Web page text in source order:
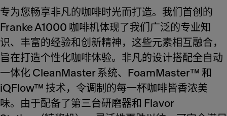
专为您畅享非凡的咖啡时光而打造。我们首创的
Franke A1000 咖啡机体现了我们广泛的专业知
识、丰富的经验和创新精神，这些元素相互融合，
旨在打造个性化咖啡体验。非凡的设计搭配全自动
一体化 CleanMaster 系统、FoamMaster™ 和
iQFlow™ 技术，令调制的每一杯咖啡皆香浓美
味。由于配备了第三台研磨器和 Flavor